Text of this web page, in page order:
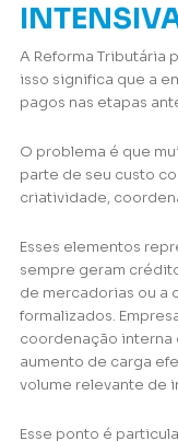
A Reforma Tributária
isso significa que a
pagos nas etapas
O problema é que
parte de seu custo
criatividade,
Esses elementos
sempre geram
de mercadorias ou a
formalizados.
coordenação interna
aumento de carga
volume relevante de
Esse ponto é